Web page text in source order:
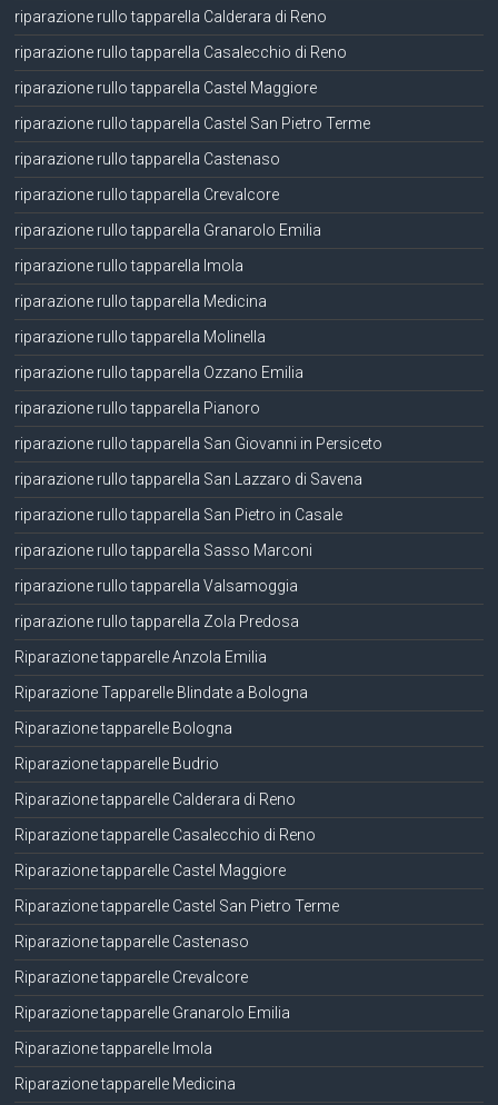
riparazione rullo tapparella Calderara di Reno
riparazione rullo tapparella Casalecchio di Reno
riparazione rullo tapparella Castel Maggiore
riparazione rullo tapparella Castel San Pietro Terme
riparazione rullo tapparella Castenaso
riparazione rullo tapparella Crevalcore
riparazione rullo tapparella Granarolo Emilia
riparazione rullo tapparella Imola
riparazione rullo tapparella Medicina
riparazione rullo tapparella Molinella
riparazione rullo tapparella Ozzano Emilia
riparazione rullo tapparella Pianoro
riparazione rullo tapparella San Giovanni in Persiceto
riparazione rullo tapparella San Lazzaro di Savena
riparazione rullo tapparella San Pietro in Casale
riparazione rullo tapparella Sasso Marconi
riparazione rullo tapparella Valsamoggia
riparazione rullo tapparella Zola Predosa
Riparazione tapparelle Anzola Emilia
Riparazione Tapparelle Blindate a Bologna
Riparazione tapparelle Bologna
Riparazione tapparelle Budrio
Riparazione tapparelle Calderara di Reno
Riparazione tapparelle Casalecchio di Reno
Riparazione tapparelle Castel Maggiore
Riparazione tapparelle Castel San Pietro Terme
Riparazione tapparelle Castenaso
Riparazione tapparelle Crevalcore
Riparazione tapparelle Granarolo Emilia
Riparazione tapparelle Imola
Riparazione tapparelle Medicina